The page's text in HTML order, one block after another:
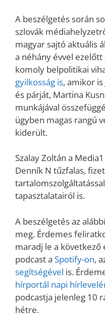
A beszélgetés során
szlovák
magyar sajtó aktuális
a néhány évvel
komoly belpolitikai
gyilkosság is, amikor
és párját, Martina
munkájával
ügyben magas rangú
kiderült.
Szalay Zoltán a
Denník N tűzfalas,
tapasztalatairól is.
A beszélgetés az
meg. Érdemes
maradj le a
podcast a Spotify-on,
segítségével is.
hírportál napi
podcastja jelenleg 10
hétre.